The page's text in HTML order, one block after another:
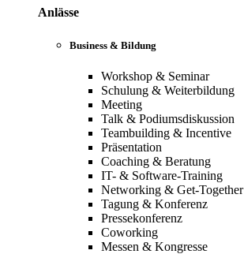
Anlässe
Business & Bildung
Workshop & Seminar
Schulung & Weiterbildung
Meeting
Talk & Podiumsdiskussion
Teambuilding & Incentive
Präsentation
Coaching & Beratung
IT- & Software-Training
Networking & Get-Together
Tagung & Konferenz
Pressekonferenz
Coworking
Messen & Kongresse